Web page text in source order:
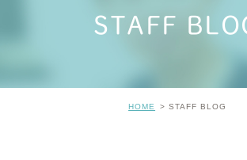
STAFF
HOME STAFF BLOG